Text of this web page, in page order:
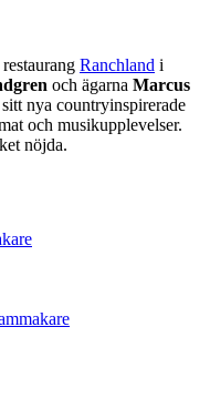
Ranchland i
och ägarna Marcus
nya countryinspirerade
och musikupplevelser.
nöjda.